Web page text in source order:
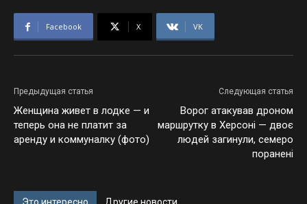
Facebook X VK
Предыдущая статья
Женщина живет в лодке — и
теперь она не платит за
аренду и коммуналку (фото)
Следующая статья
Ворог атакував дроном
маршрутку в Херсоні — двоє
людей загинули, семеро
поранені